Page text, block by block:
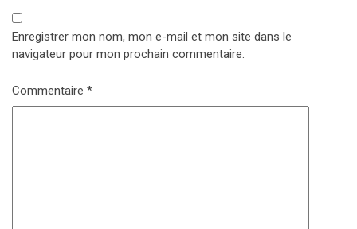
Enregistrer mon nom, mon e-mail et mon site dans le
navigateur pour mon prochain commentaire.
Commentaire *